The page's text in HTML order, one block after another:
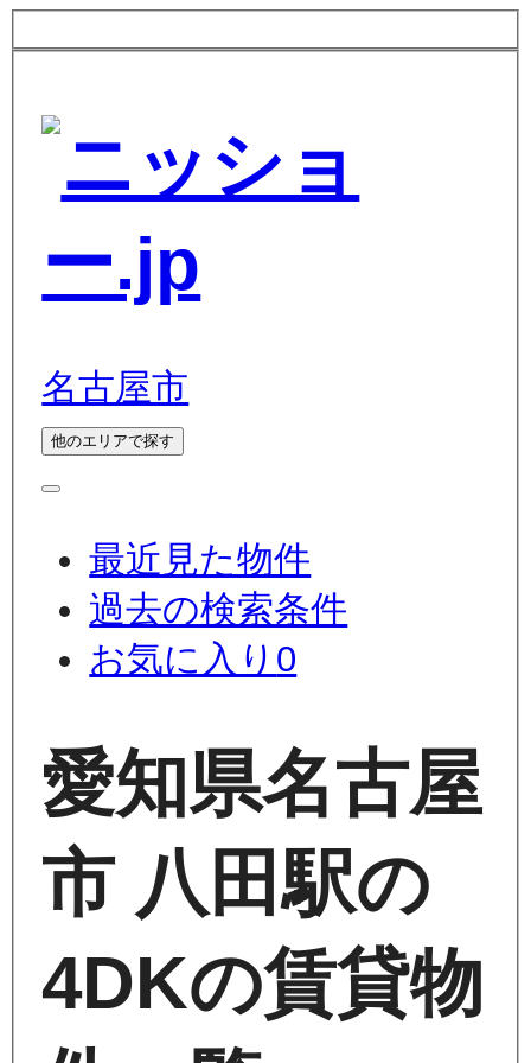
名古屋市
他のエリアで探す
最近見た物件
過去の検索条件
お気に入り 0
愛知県名古屋
市 八田駅の
4DKの賃貸物